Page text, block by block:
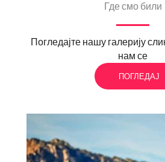
Где смо били
Погледајте нашу галерију
нам се
ПОГЛЕДАЈ